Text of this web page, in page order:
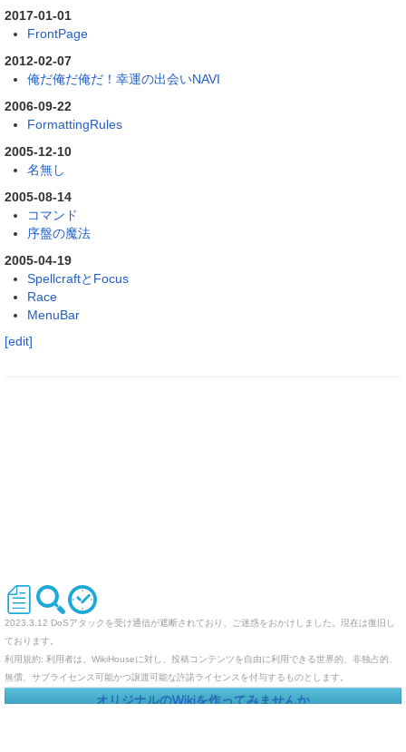
2017-01-01
FrontPage
2012-02-07
俺だ俺だ俺だ！幸運の出会いNAVI
2006-09-22
FormattingRules
2005-12-10
名無し
2005-08-14
コマンド
序盤の魔法
2005-04-19
SpellcraftとFocus
Race
MenuBar
[edit]
2023.3.12 DoSアタックを受け通信が遮断されており、ご迷惑をおかけしました。現在は復旧し
ております。
利用規約: 利用者は、WikiHouseに対し、投稿コンテンツを自由に利用できる世界的、非独占的、
無償、サブライセンス可能かつ譲渡可能な許諾ライセンスを付与するものとします。
オリジナルのWikiを作ってみませんか